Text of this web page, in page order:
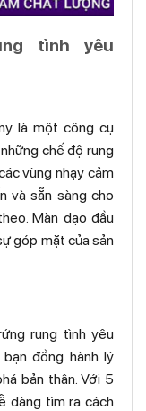
tình yêu
là một công cụ
chế độ rung
vùng nhạy cảm
và sẵn sàng cho
Màn dạo đầu
góp mặt của sản
rung tình yêu
đồng hành lý
bản thân. Với 5
dàng tìm ra cách